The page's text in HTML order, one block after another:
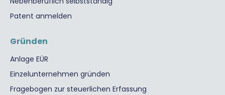
Patent anmelden
Gründen
Anlage EÜR
Einzelunternehmen gründen
Fragebogen zur steuerlichen Erfassung